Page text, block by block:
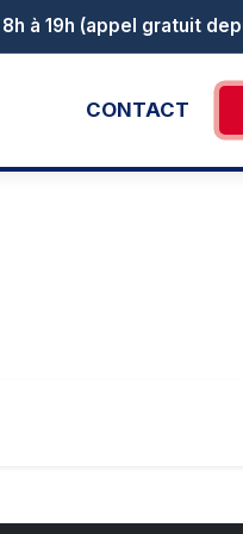
CONTACT